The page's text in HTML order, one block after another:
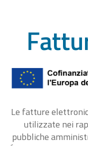
Le fatture
utilizzate nei
pubbliche